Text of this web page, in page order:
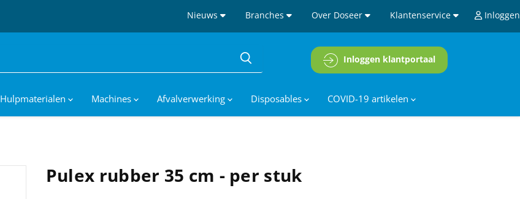
Inloggen
Klantenservice
Over Doseer
Branches
Nieuws
Inloggen klantportaal
Hulpmaterialen Machines Afvalverwerking Disposables COVID-19 artikelen
Pulex rubber 35 cm - per stuk